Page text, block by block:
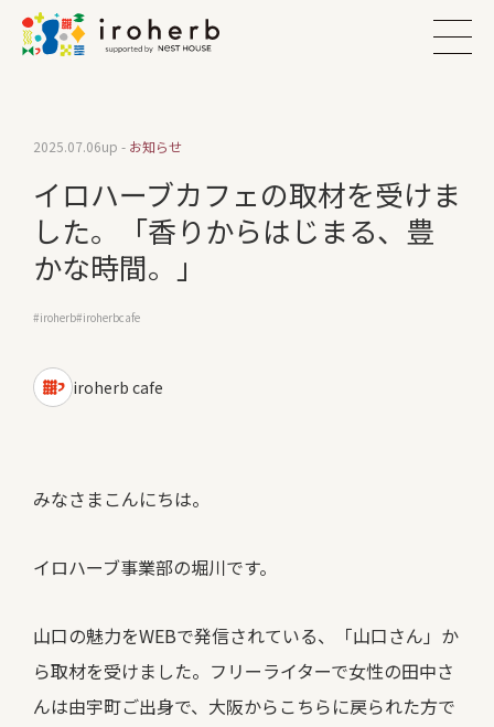
イロハーブカフェの取材を受けま
した。「香りからはじまる、豊
かな時間。」
2025.07.06up - お知らせ
iroherb iroherbcafe
iroherb cafe
みなさまこんにちは。
イロハーブ事業部の堀川です。
山口の魅力をWEBで発信されている、「山口さん」か
ら取材を受けました。フリーライターで女性の田中さ
んは由宇町ご出身で、大阪からこちらに戻られた方で